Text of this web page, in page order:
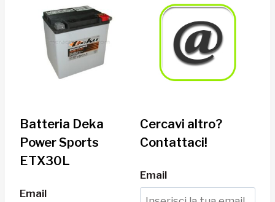
Batteria Deka
Power Sports
ETX30L
Email
Cercavi altro?
Contattaci!
Email